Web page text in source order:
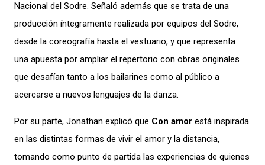
Nacional del Sodre. Señaló además que se trata de una
producción íntegramente realizada por equipos del Sodre,
desde la coreografía hasta el vestuario, y que representa
una apuesta por ampliar el repertorio con obras originales
que desafían tanto a los bailarines como al público a
acercarse a nuevos lenguajes de la danza.
Por su parte, Jonathan explicó que Con amor está inspirada
en las distintas formas de vivir el amor y la distancia,
tomando como punto de partida las experiencias de quienes